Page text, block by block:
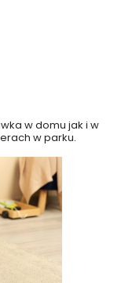
w domu jak i w
w parku.